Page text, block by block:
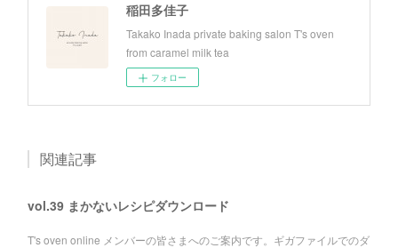
稲田多佳子
Takako Inada private baking salon T's oven
from caramel milk tea
フォロー
関連記事
vol.39 まかないレシピダウンロード
T's oven online メンバーの皆さまへのご案内です。ギガファイルでのダ